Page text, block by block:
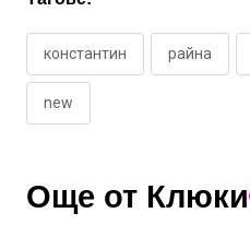
константин райна
new
Още от Клюки